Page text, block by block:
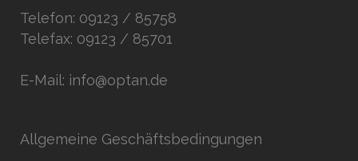
Telefon: 09123 / 85758
Telefax: 09123 / 85701
E-Mail: info@optan.de
Allgemeine Geschäftsbedingungen